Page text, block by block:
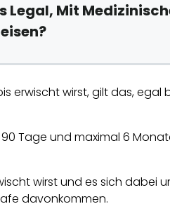
Legal, Mit
erwischt wirst, gilt das, egal
Tage und maximal 6
wirst und es sich dabei
davonkommen.